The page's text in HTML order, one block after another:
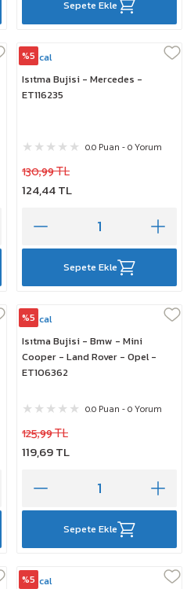
Sepete Ekle
%5
Rescal
Isıtma Bujisi - Mercedes -
ET116235
0.0 Puan - 0 Yorum
130,99 TL
124,44 TL
Sepete Ekle
%5
Rescal
Isıtma Bujisi - Bmw - Mini
Cooper - Land Rover - Opel -
ET106362
0.0 Puan - 0 Yorum
125,99 TL
119,69 TL
Sepete Ekle
%5
Rescal